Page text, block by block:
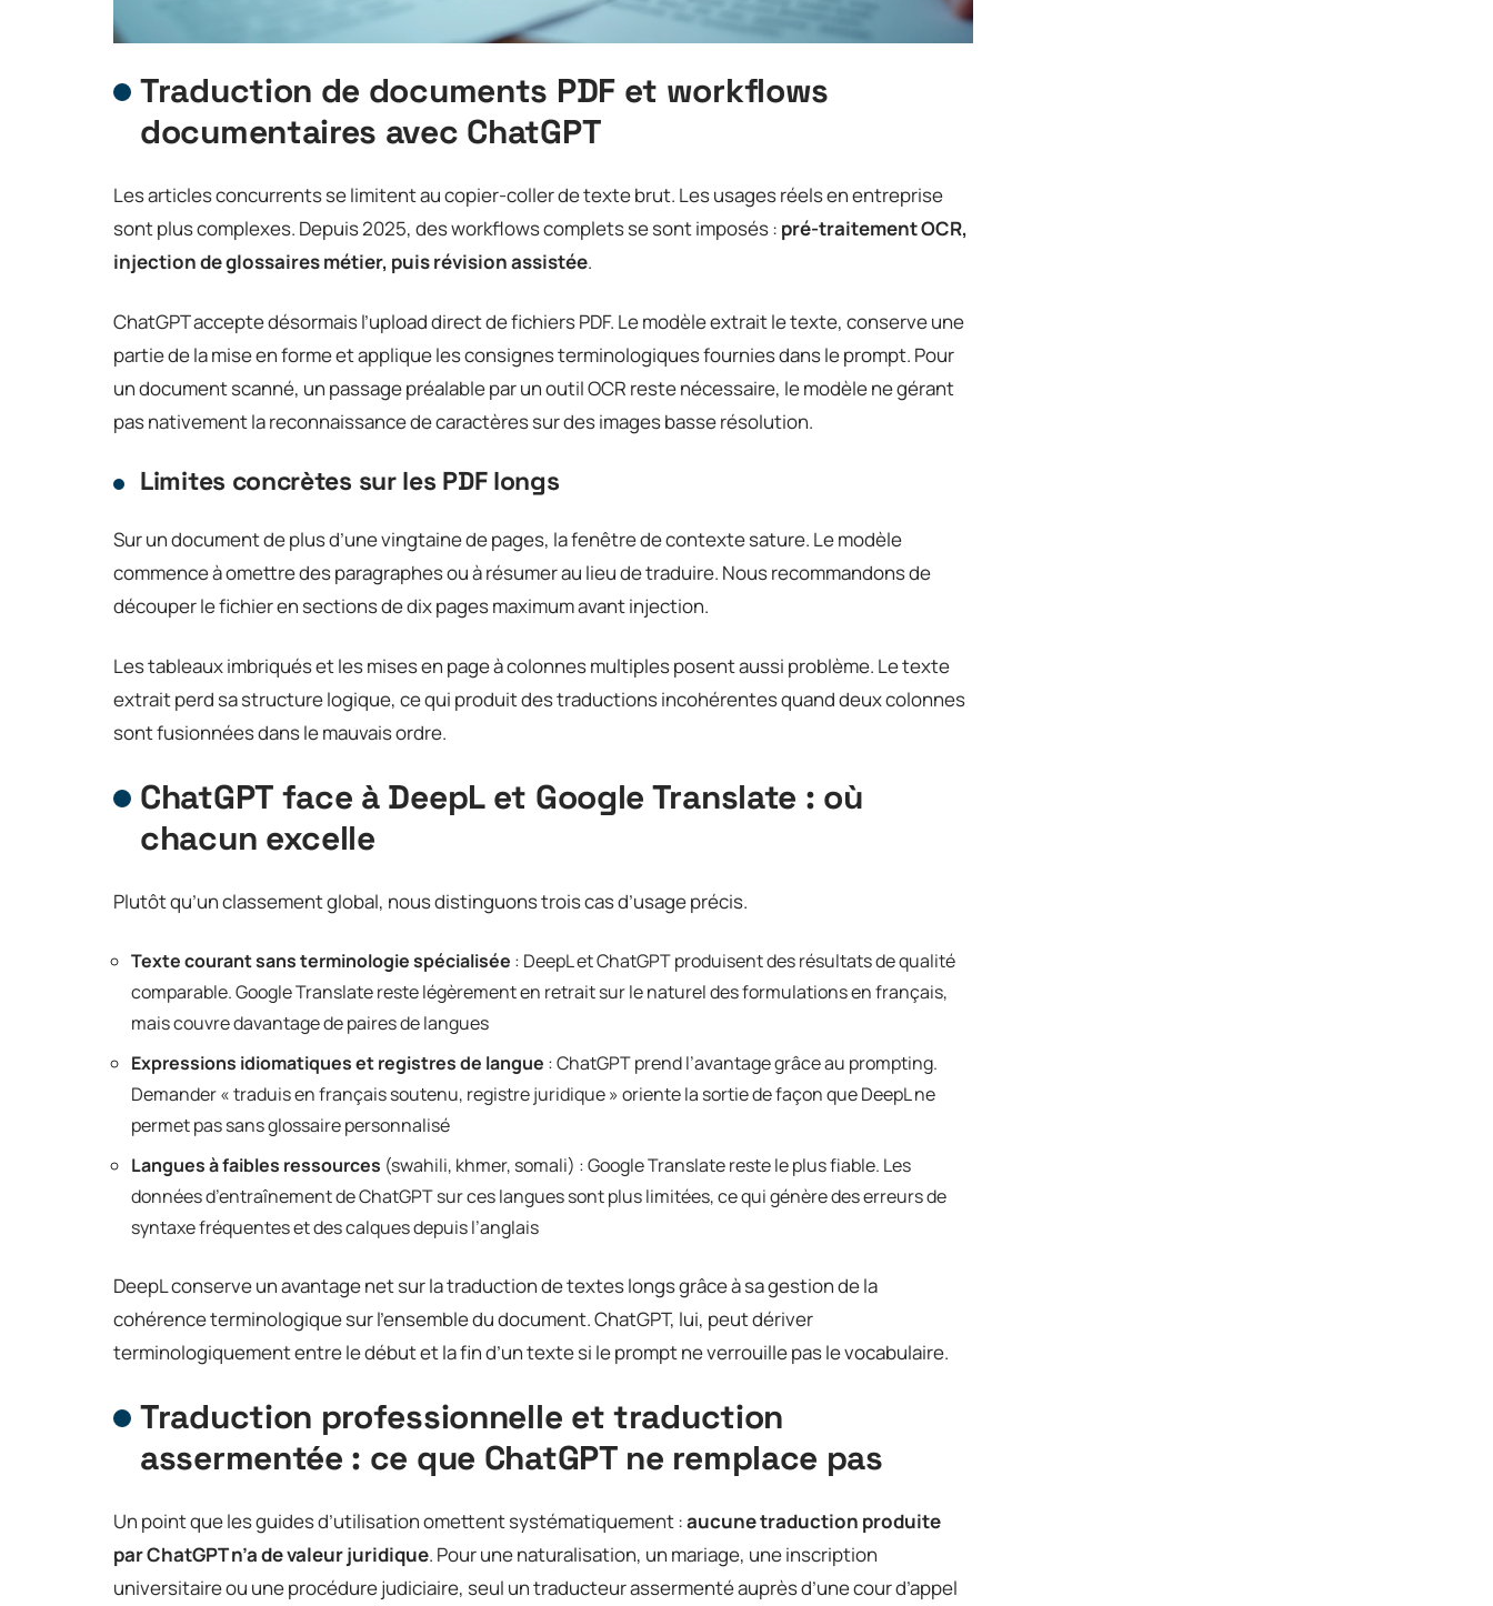
Traduction de documents PDF et workflows
documentaires avec ChatGPT
Les articles concurrents se limitent au copier-coller de texte brut. Les usages réels en entreprise
sont plus complexes. Depuis 2025, des workflows complets se sont imposés : pré-traitement OCR,
injection de glossaires métier, puis révision assistée.
ChatGPT accepte désormais l’upload direct de fichiers PDF. Le modèle extrait le texte, conserve une
partie de la mise en forme et applique les consignes terminologiques fournies dans le prompt. Pour
un document scanné, un passage préalable par un outil OCR reste nécessaire, le modèle ne gérant
pas nativement la reconnaissance de caractères sur des images basse résolution.
Limites concrètes sur les PDF longs
Sur un document de plus d’une vingtaine de pages, la fenêtre de contexte sature. Le modèle
commence à omettre des paragraphes ou à résumer au lieu de traduire. Nous recommandons de
découper le fichier en sections de dix pages maximum avant injection.
Les tableaux imbriqués et les mises en page à colonnes multiples posent aussi problème. Le texte
extrait perd sa structure logique, ce qui produit des traductions incohérentes quand deux colonnes
sont fusionnées dans le mauvais ordre.
ChatGPT face à DeepL et Google Translate : où
chacun excelle
Plutôt qu’un classement global, nous distinguons trois cas d’usage précis.
Texte courant sans terminologie spécialisée : DeepL et ChatGPT produisent des résultats de qualité
comparable. Google Translate reste légèrement en retrait sur le naturel des formulations en français,
mais couvre davantage de paires de langues
Expressions idiomatiques et registres de langue : ChatGPT prend l’avantage grâce au prompting.
Demander « traduis en français soutenu, registre juridique » oriente la sortie de façon que DeepL ne
permet pas sans glossaire personnalisé
Langues à faibles ressources (swahili, khmer, somali) : Google Translate reste le plus fiable. Les
données d’entraînement de ChatGPT sur ces langues sont plus limitées, ce qui génère des erreurs de
syntaxe fréquentes et des calques depuis l’anglais
DeepL conserve un avantage net sur la traduction de textes longs grâce à sa gestion de la
cohérence terminologique sur l’ensemble du document. ChatGPT, lui, peut dériver
terminologiquement entre le début et la fin d’un texte si le prompt ne verrouille pas le vocabulaire.
Traduction professionnelle et traduction
assermentée : ce que ChatGPT ne remplace pas
Un point que les guides d’utilisation omettent systématiquement :aucune traduction produite
par ChatGPT n’a de valeur juridique. Pour une naturalisation, un mariage, une inscription
universitaire ou une procédure judiciaire, seul un traducteur assermenté auprès d’une cour d’appel